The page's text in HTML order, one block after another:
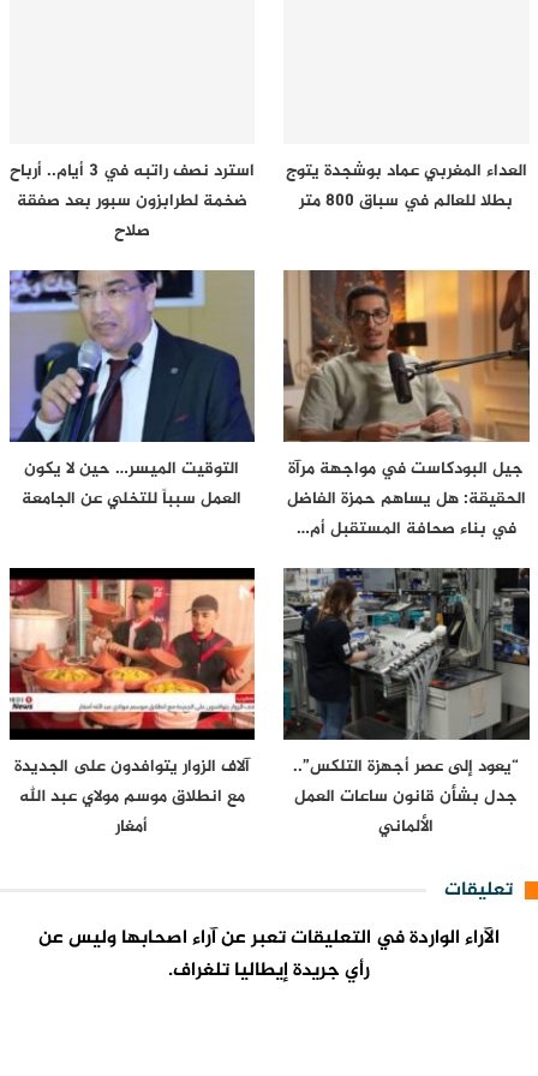
العداء المغربي عماد بوشجدة يتوج
بطلا للعالم في سباق 800 متر
استرد نصف راتبه في 3 أيام.. أرباح
ضخمة لطرابزون سبور بعد صفقة
صلاح
جيل البودكاست في مواجهة مرآة
الحقيقة: هل يساهم حمزة الفاضل
في بناء صحافة المستقبل أم…
التوقيت الميسر… حين لا يكون
العمل سبباً للتخلي عن الجامعة
“يعود إلى عصر أجهزة التلكس”..
جدل بشأن قانون ساعات العمل
الألماني
آلاف الزوار يتوافدون على الجديدة
مع انطلاق موسم مولاي عبد الله
أمغار
تعليقات
الآراء الواردة في التعليقات تعبر عن آراء اصحابها وليس عن
رأي جريدة إيطاليا تلغراف.